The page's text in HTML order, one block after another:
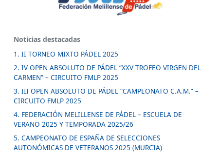
Noticias destacadas
1. II TORNEO MIXTO PÁDEL 2025
2. IV OPEN ABSOLUTO DE PÁDEL “XXV TROFEO VIRGEN DEL
CARMEN” – CIRCUITO FMLP 2025
3. III OPEN ABSOLUTO DE PÁDEL “CAMPEONATO C.A.M.” –
CIRCUITO FMLP 2025
4. FEDERACIÓN MELILLENSE DE PÁDEL – ESCUELA DE
VERANO 2025 Y TEMPORADA 2025/26
5. CAMPEONATO DE ESPAÑA DE SELECCIONES
AUTONÓMICAS DE VETERANOS 2025 (MURCIA)